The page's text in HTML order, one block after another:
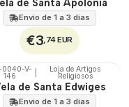
de Santa Apolónia
Envio de 1 a 3 dias
€3,74 EUR
🇵🇹
0040-V-
146
Loja de Artigos
Religiosos
de Santa Edwiges
Envio de 1 a 3 dias